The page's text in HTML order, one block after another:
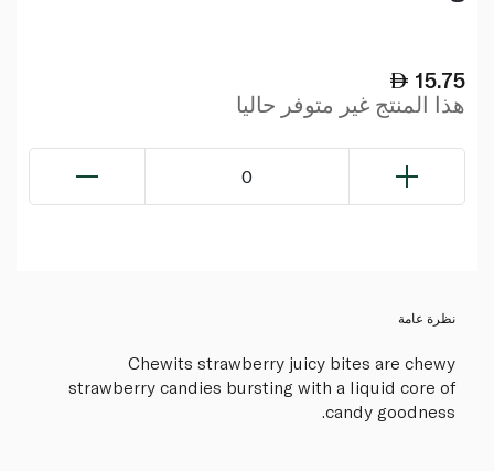
15.75
هذا المنتج غير متوفر حاليا
0
نظرة عامة
Chewits strawberry juicy bites are chewy
strawberry candies bursting with a liquid core of
candy goodness.